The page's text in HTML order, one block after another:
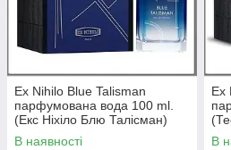
Ex Nihilo Blue Talisman
парфумована вода 100 ml.
(Екс Ніхіло Блю Талісман)
В наявності
Ex
В